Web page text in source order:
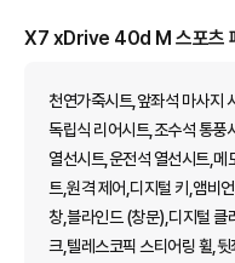
X7 xDrive 40d M 스포츠
천연가죽시트,앞좌석 마사지
독립식 리어시트,조수석 통풍
열선시트,운전석 열선시트,메
트,원격 제어,디지털 키,앰비
창,블라인드 (창문),디지털 클
크,텔레스코픽 스티어링 휠,